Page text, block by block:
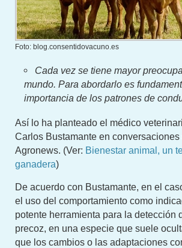
Foto: blog.consentidovacuno.es
Cada vez se tiene mayor
mundo. Para abordarlo es
importancia de los patrones de
Así lo ha planteado el médico
Carlos Bustamante en conversaciones
Agronews. (Ver: Bienestar animal, un
ganadera)
De acuerdo con Bustamante, en el
el uso del comportamiento como
potente herramienta para la detección
precoz, en una especie que suele
que los cambios o las adaptaciones